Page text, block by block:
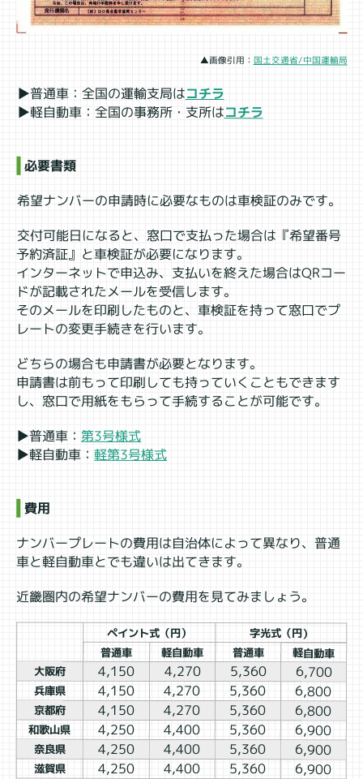
▲画像引用： 国土交通省/中国運輸局
▶普通車：全国の運輸支局はコチラ
▶軽自動車：全国の事務所・支所はコチラ
必要書類
希望ナンバーの申請時に必要なものは車検証のみです。
交付可能日になると、窓口で支払った場合は『希望番号
予約済証』と車検証が必要になります。
インターネットで申込み、支払いを終えた場合はQRコー
ドが記載されたメールを受信します。
そのメールを印刷したものと、車検証を持って窓口でプ
レートの変更手続きを行います。
どちらの場合も申請書が必要となります。
申請書は前もって印刷しても持っていくこともできます
し、窓口で用紙をもらって手続することが可能です。
▶普通車： 第3号様式
▶軽自動車：軽第3号様式
費用
ナンバープレートの費用は自治体によって異なり、普通
車と軽自動車とでも違いは出てきます。
近畿圏内の希望ナンバーの費用を見てみましょう。
ペイント式（円） 字光式（円）
普通車 軽自動車 普通車 軽自動車
大阪府 4,150 4,270 5,360 6,700
兵庫県 4,150 4,270 5,360 6,800
京都府 4,150 4,270 5,360 6,800
和歌山県 4,250 4,400 5,360 6,900
奈良県 4,250 4,400 5,360 6,900
滋賀県 4,250 4,400 5,360 6,900